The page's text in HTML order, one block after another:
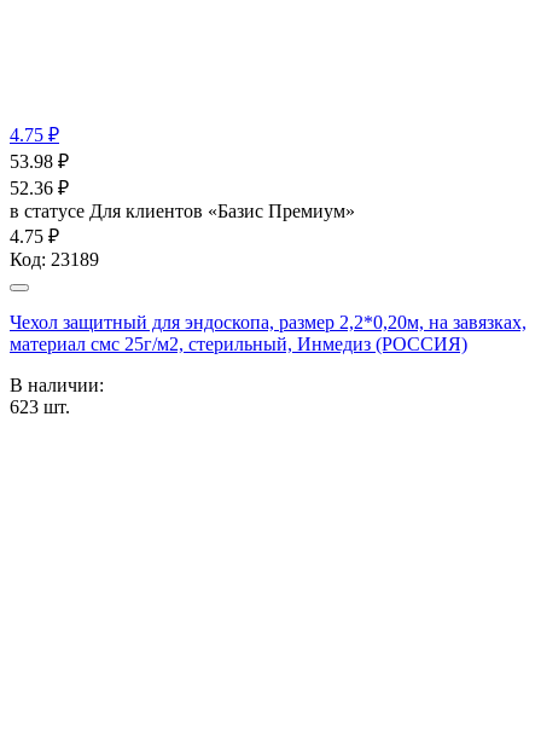
4.75 ₽
53.98 ₽
52.36 ₽
в статусе Для клиентов «Базис Премиум»
4.75 ₽
Код: 23189
Чехол защитный для эндоскопа, размер 2,2*0,20м, на завязках,
материал смс 25г/м2, стерильный, Инмедиз (РОССИЯ)
В наличии:
623 шт.